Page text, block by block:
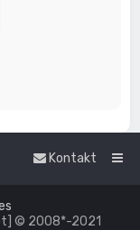
Kontakt
© 2008*-2021